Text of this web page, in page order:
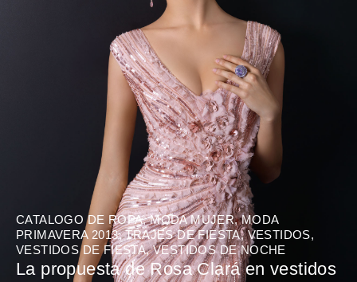
CATALOGO DE ROPA,MODA MUJER,MODA
PRIMAVERA 2013,TRAJES DE FIESTA,VESTIDOS,
VESTIDOS DE FIESTA,VESTIDOS DE NOCHE
La propuesta de Rosa Clará en vestidos